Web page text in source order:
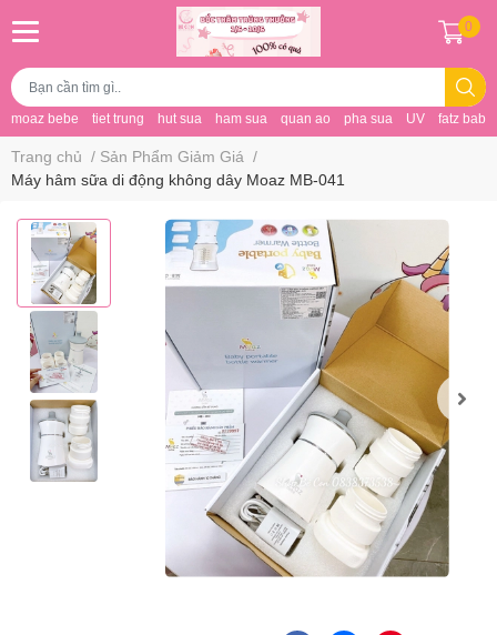
moaz bebe tiet trung hut sua ham sua quan ao pha sua UV fatz baby
0
Trang chủ / Sản Phẩm Giảm Giá /
Máy hâm sữa di động không dây Moaz MB-041